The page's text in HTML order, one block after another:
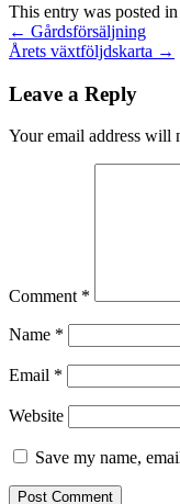
This entry was posted in
← Gårdsförsäljning
Årets växtföljdskarta →
Leave a Reply
Your email address will
Comment *
Name *
Email *
Website
Save my name,